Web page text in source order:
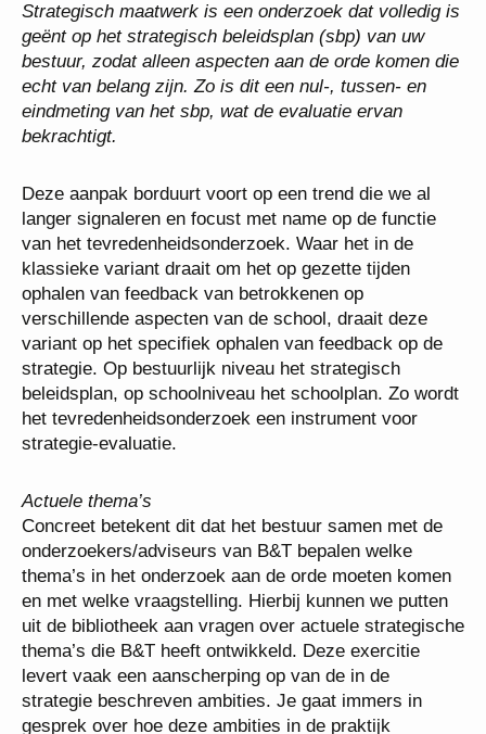
Strategisch maatwerk is een onderzoek dat volledig is
geënt op het strategisch beleidsplan (sbp) van uw
bestuur, zodat alleen aspecten aan de orde komen die
echt van belang zijn. Zo is dit een nul-, tussen- en
eindmeting van het sbp, wat de evaluatie ervan
bekrachtigt.
Deze aanpak borduurt voort op een trend die we al
langer signaleren en focust met name op de functie
van het tevredenheidsonderzoek. Waar het in de
klassieke variant draait om het op gezette tijden
ophalen van feedback van betrokkenen op
verschillende aspecten van de school, draait deze
variant op het specifiek ophalen van feedback op de
strategie. Op bestuurlijk niveau het strategisch
beleidsplan, op schoolniveau het schoolplan. Zo wordt
het tevredenheidsonderzoek een instrument voor
strategie-evaluatie.
Actuele thema’s
Concreet betekent dit dat het bestuur samen met de
onderzoekers/adviseurs van B&T bepalen welke
thema’s in het onderzoek aan de orde moeten komen
en met welke vraagstelling. Hierbij kunnen we putten
uit de bibliotheek aan vragen over actuele strategische
thema’s die B&T heeft ontwikkeld. Deze exercitie
levert vaak een aanscherping op van de in de
strategie beschreven ambities. Je gaat immers in
gesprek over hoe deze ambities in de praktijk